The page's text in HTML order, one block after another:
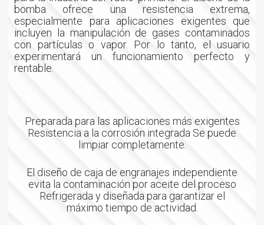
bomba ofrece una resistencia extrema,
especialmente para aplicaciones exigentes que
incluyen la manipulación de gases contaminados
con partículas o vapor. Por lo tanto, el usuario
experimentará un funcionamiento perfecto y
rentable.
Preparada para las aplicaciones más exigentes
Resistencia a la corrosión integrada Se puede
limpiar completamente.
El diseño de caja de engranajes independiente
evita la contaminación por aceite del proceso
Refrigerada y diseñada para garantizar el
máximo tiempo de actividad.